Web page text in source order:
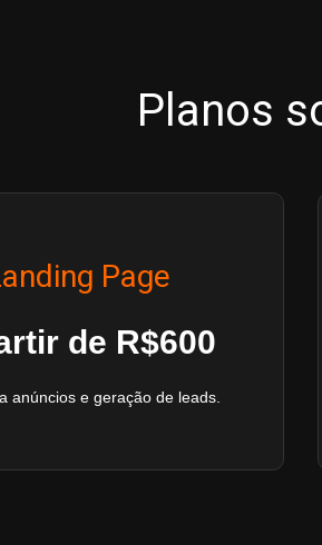
Planos
Page
de R$600
anúncios e geração de leads.